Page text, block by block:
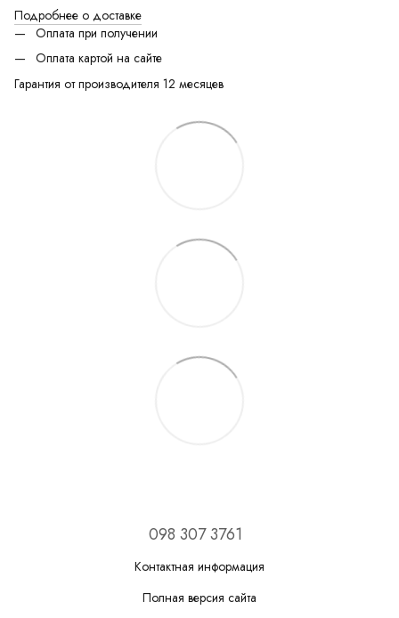
Подробнее о доставке
Оплата при получении
Оплата картой на сайте
Гарантия от производителя 12 месяцев
098 307 3761
Контактная информация
Полная версия сайта